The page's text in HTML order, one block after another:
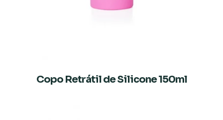
Copo Retrátil de Silicone 150ml